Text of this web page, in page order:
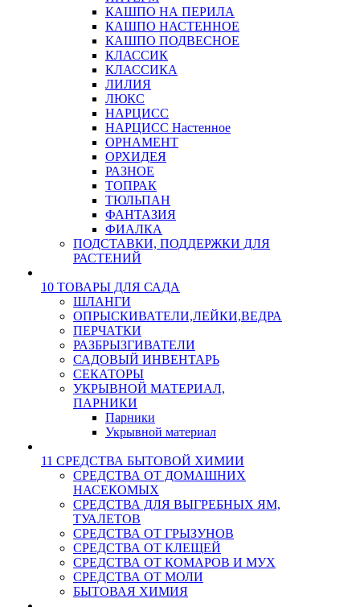
КАШПО НА ПЕРИЛА
КАШПО НАСТЕННОЕ
КАШПО ПОДВЕСНОЕ
КЛАССИК
КЛАССИКА
ЛИЛИЯ
ЛЮКС
НАРЦИСС
НАРЦИСС Настенное
ОРНАМЕНТ
ОРХИДЕЯ
РАЗНОЕ
ТОПРАК
ТЮЛЬПАН
ФАНТАЗИЯ
ФИАЛКА
ПОДСТАВКИ, ПОДДЕРЖКИ ДЛЯ
РАСТЕНИЙ
10 ТОВАРЫ ДЛЯ САДА
ШЛАНГИ
ОПРЫСКИВАТЕЛИ,ЛЕЙКИ,ВЕДРА
ПЕРЧАТКИ
РАЗБРЫЗГИВАТЕЛИ
САДОВЫЙ ИНВЕНТАРЬ
СЕКАТОРЫ
УКРЫВНОЙ МАТЕРИАЛ,
ПАРНИКИ
Парники
Укрывной материал
11 СРЕДСТВА БЫТОВОЙ ХИМИИ
СРЕДСТВА ОТ ДОМАШНИХ
НАСЕКОМЫХ
СРЕДСТВА ДЛЯ ВЫГРЕБНЫХ ЯМ,
ТУАЛЕТОВ
СРЕДСТВА ОТ ГРЫЗУНОВ
СРЕДСТВА ОТ КЛЕЩЕЙ
СРЕДСТВА ОТ КОМАРОВ И МУХ
СРЕДСТВА ОТ МОЛИ
БЫТОВАЯ ХИМИЯ